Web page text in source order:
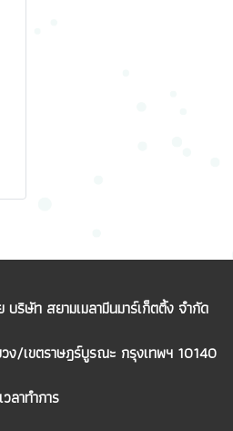
ษัท สยามเมลามีนมาร์เก็ตติ้ง จำกัด
/เขตราษฎร์บูรณะ กรุงเทพฯ 10140
เวลาทำการ